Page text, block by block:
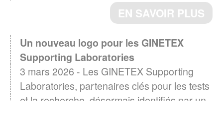
EN SAVOIR PLUS
Un nouveau logo pour les GINETEX
Supporting Laboratories
3 mars 2026 - Les GINETEX Supporting
Laboratories, partenaires clés pour les tests
et la recherche, désormais identifiés par un